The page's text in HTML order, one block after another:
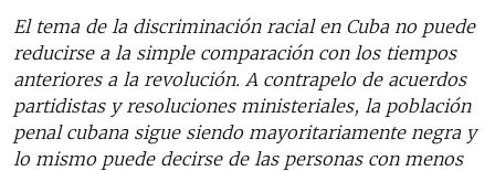
El tema de la discriminación racial en Cuba no puede
reducirse a la simple comparación con los tiempos
anteriores a la revolución. A contrapelo de acuerdos
partidistas y resoluciones ministeriales, la población
penal cubana sigue siendo mayoritariamente negra y
lo mismo puede decirse de las personas con menos